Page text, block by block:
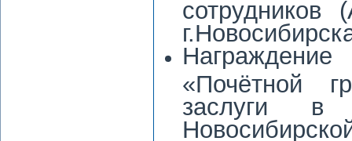
сотрудников
«Почётной
заслуги в